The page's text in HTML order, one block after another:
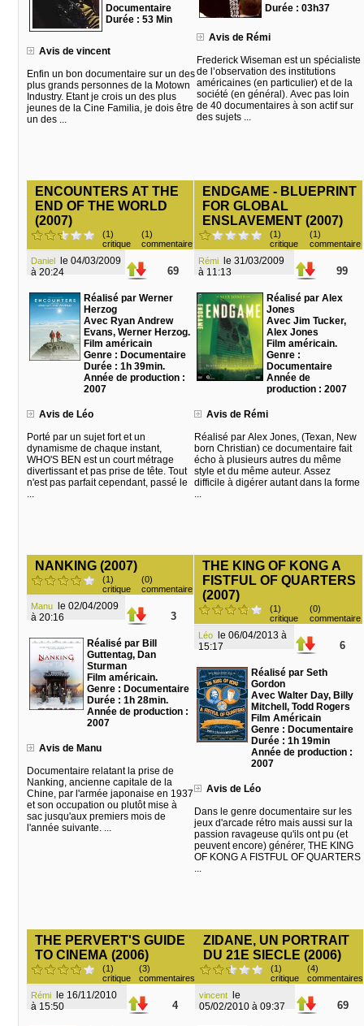
Documentaire
Durée : 53 Min
Avis de vincent
Enfin un bon documentaire sur un des
plus grands personnes de la Motown
Industry. Etant je crois un des plus
jeunes de la Cine Familia, je dois être
un des ...
Durée : 03h37
Avis de Rémi
Frederick Wiseman est un spécialiste
de l’observation des institutions
américaines (en particulier) et de la
société (en général). Avec pas loin
de 40 documentaires à son actif sur
des sujets ...
ENCOUNTERS AT THE
END OF THE WORLD
(2007)
(1)
critique
(1)
commentaire
Daniel
à 20:24
69
Réalisé par Werner
Herzog
Avec Ryan Andrew
Evans, Werner Herzog.
Film américain
Genre : Documentaire
Durée : 1h 39min.
Année de production :
2007
Avis de Léo
Porté par un sujet fort et un
dynamisme de chaque instant,
WHO'S BEN est un court métrage
divertissant et pas prise de tête. Tout
n'est pas parfait cependant, passé le
...
ENDGAME - BLUEPRINT
FOR GLOBAL
ENSLAVEMENT (2007)
(1)
critique
(1)
commentaire
Rémi
à 11:13
99
Réalisé par Alex
Jones
Avec Jim Tucker,
Alex Jones
Film américain.
Genre :
Documentaire
Année de
production : 2007
Avis de Rémi
Réalisé par Alex Jones, (Texan, New
born Christian) ce documentaire fait
écho à plusieurs autres du même
style et du même auteur. Assez
difficile à digérer autant dans la forme
...
NANKING (2007)
(1)
critique
(0)
commentaire
Manu
à 20:16
3
Réalisé par Bill
Guttentag, Dan
Sturman
Film américain.
Genre : Documentaire
Durée : 1h 28min.
Année de production :
2007
Avis de Manu
Documentaire relatant la prise de
Nanking, ancienne capitale de la
Chine, par l'armée japonaise en 1937
et son occupation ou plutôt mise à
sac jusqu'aux premiers mois de
l'année suivante. ...
THE KING OF KONG A
FISTFUL OF QUARTERS
(2007)
(1)
critique
(0)
commentaire
Léo
15:17
6
Réalisé par Seth
Gordon
Avec Walter Day, Billy
Mitchell, Todd Rogers
Film Américain
Genre : Documentaire
Durée : 1h 19min
Année de production :
2007
Avis de Léo
Dans le genre documentaire sur les
jeux d'arcade rétro mais aussi sur la
passion ravageuse qu'ils ont pu (et
peuvent encore) générer, THE KING
OF KONG A FISTFUL OF QUARTERS
...
THE PERVERT'S GUIDE
TO CINEMA (2006)
(1)
critique
(3)
commentaires
Rémi
à 15:50
4
ZIDANE, UN PORTRAIT
DU 21E SIECLE (2006)
(1)
critique
(4)
commentaires
vincent
05/02/2010 à 09:37
69